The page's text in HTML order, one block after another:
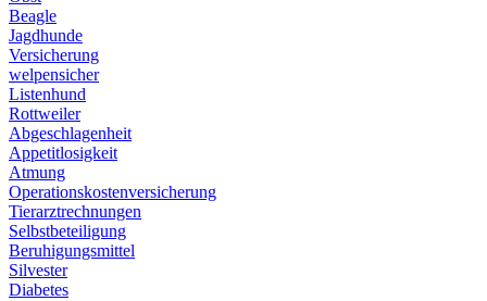
Beagle
Jagdhunde
Versicherung
welpensicher
Listenhund
Rottweiler
Abgeschlagenheit
Appetitlosigkeit
Atmung
Operationskostenversicherung
Tierarztrechnungen
Selbstbeteiligung
Beruhigungsmittel
Silvester
Diabetes